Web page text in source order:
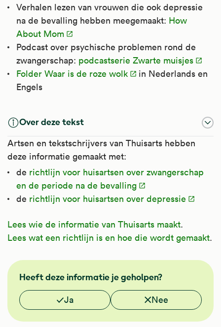
Verhalen lezen van vrouwen die ook depressie
na de bevalling hebben meegemaakt: How
About Mom
Podcast over psychische problemen rond de
zwangerschap: podcastserie Zwarte muisjes
Folder Waar is de roze wolk
in Nederlands en
Engels
Over deze tekst
Artsen en tekstschrijvers van Thuisarts hebben
deze informatie gemaakt met:
de richtlijn voor huisartsen over zwangerschap
en de periode na de bevalling
de richtlijn voor huisartsen over depressie
Lees wie de informatie van Thuisarts maakt.
Lees wat een richtlijn is en hoe die wordt gemaakt.
GGZ
NHGHeeft deze informatie je geholpen?
Vond je deze informatie nuttig?
Ja Nee